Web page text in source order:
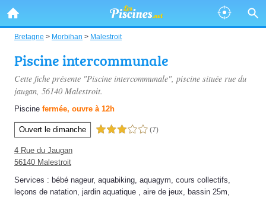
Bretagne > Morbihan > Malestroit
Piscine intercommunale
Cette fiche présente "Piscine intercommunale", piscine située rue du
jaugan, 56140 Malestroit.
Piscine fermée, ouvre à 12h
Ouvert le dimanche 3,0 étoiles sur 5 (7)
4 Rue du Jaugan
56140 Malestroit
Services : bébé nageur, aquabiking, aquagym, cours collectifs,
leçons de natation, jardin aquatique , aire de jeux, bassin 25m,